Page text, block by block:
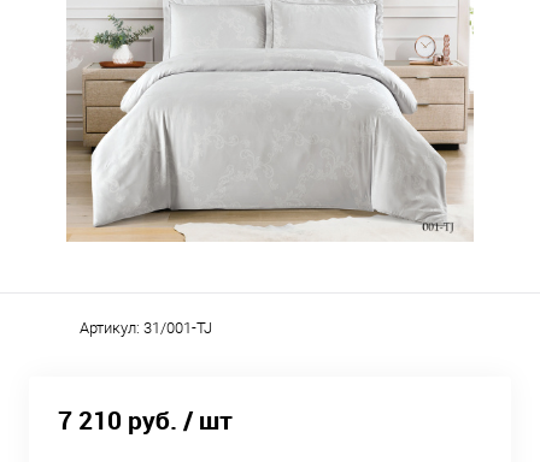
Артикул: 31/001-TJ
7 210 руб. / шт